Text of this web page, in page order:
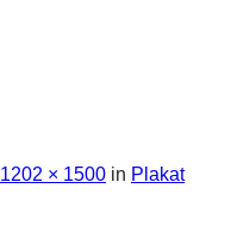
1202 × 1500 in Plakat